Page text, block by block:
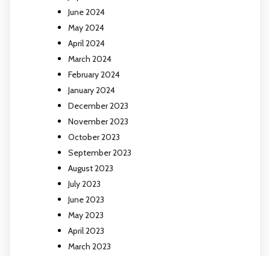
June 2024
May 2024
April 2024
March 2024
February 2024
January 2024
December 2023
November 2023
October 2023
September 2023
August 2023
July 2023
June 2023
May 2023
April 2023
March 2023